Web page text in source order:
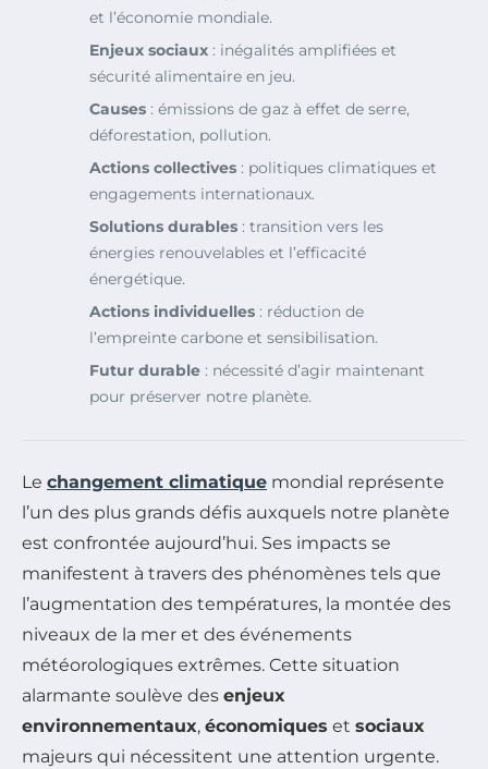
et l’économie mondiale.
Enjeux sociaux : inégalités amplifiées et
sécurité alimentaire en jeu.
Causes : émissions de gaz à effet de serre,
déforestation, pollution.
Actions collectives : politiques climatiques et
engagements internationaux.
Solutions durables : transition vers les
énergies renouvelables et l’efficacité
énergétique.
Actions individuelles : réduction de
l’empreinte carbone et sensibilisation.
Futur durable : nécessité d’agir maintenant
pour préserver notre planète.
Le changement climatique mondial représente
l’un des plus grands défis auxquels notre planète
est confrontée aujourd’hui. Ses impacts se
manifestent à travers des phénomènes tels que
l’augmentation des températures, la montée des
niveaux de la mer et des événements
météorologiques extrêmes. Cette situation
alarmante soulève des enjeux
environnementaux, économiques et sociaux
majeurs qui nécessitent une attention urgente.